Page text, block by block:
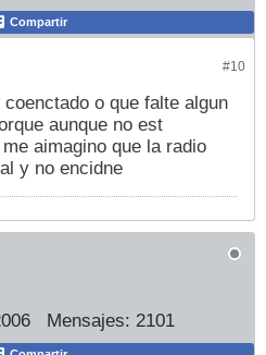
Compartir
#10
o que falte algun
aunque no est
aimagino que la radio
y no encidne
Mensajes: 2101